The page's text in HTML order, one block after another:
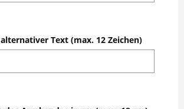
Text (max. 12 Zeichen)